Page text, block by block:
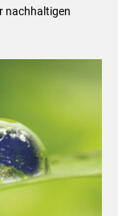
nachhaltigen